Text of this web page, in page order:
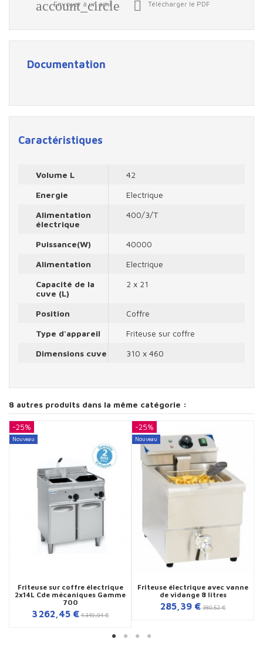
account_circle
Envoyer à un ami  Télécharger le PDF
Documentation
Caractéristiques
Volume L
42
Energie
Electrique
Alimentation
électrique
400/3/T
Puissance(W)
40000
Alimentation
Electrique
Capacité de la
cuve (L)
2 x 21
Position
Coffre
Type d'appareil
Friteuse sur coffre
Dimensions cuve
310 x 460
8 autres produits dans la même catégorie :
-25%
Nouveau
Friteuse sur coffre électrique
2x14L Cde mécaniques Gamme
700
3 262,45 € 4 349,94 €
-25%
Nouveau
Friteuse électrique avec vanne
de vidange 8 litres
285,39 € 380,52 €